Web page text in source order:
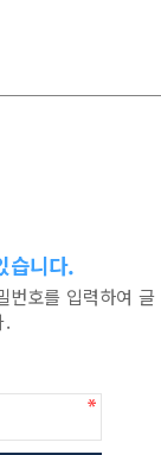
습니다.
번호를 입력하여 글
.